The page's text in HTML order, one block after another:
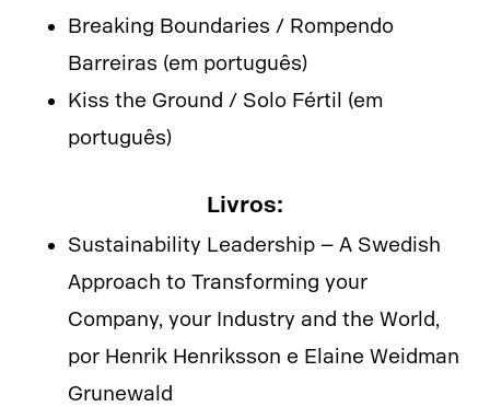
Breaking Boundaries / Rompendo
Barreiras (em português)
Kiss the Ground / Solo Fértil (em
português)
Livros:
Sustainability Leadership – A Swedish
Approach to Transforming your
Company, your Industry and the World,
por Henrik Henriksson e Elaine Weidman
Grunewald